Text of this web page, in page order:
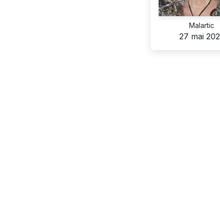
Malartic
27 mai